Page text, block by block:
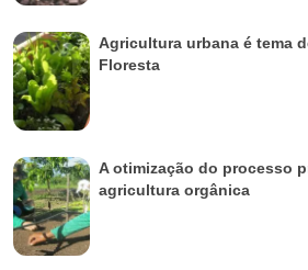
Agricultura urbana é tema
Floresta
A otimização do processo
agricultura orgânica